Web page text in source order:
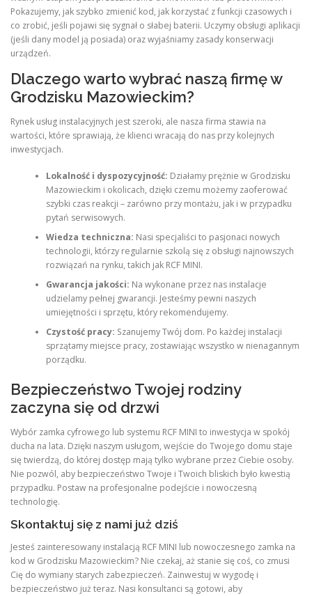
Pokazujemy, jak szybko zmienić kod, jak korzystać z funkcji czasowych i
co zrobić, jeśli pojawi się sygnał o słabej baterii. Uczymy obsługi aplikacji
(jeśli dany model ją posiada) oraz wyjaśniamy zasady konserwacji
urządzeń.
Dlaczego warto wybrać naszą firmę w
Grodzisku Mazowieckim?
Rynek usług instalacyjnych jest szeroki, ale nasza firma stawia na
wartości, które sprawiają, że klienci wracają do nas przy kolejnych
inwestycjach.
Lokalność i dyspozycyjność: Działamy prężnie w Grodzisku
Mazowieckim i okolicach, dzięki czemu możemy zaoferować
szybki czas reakcji – zarówno przy montażu, jak i w przypadku
pytań serwisowych.
Wiedza techniczna: Nasi specjaliści to pasjonaci nowych
technologii, którzy regularnie szkolą się z obsługi najnowszych
rozwiązań na rynku, takich jak RCF MINI.
Gwarancja jakości: Na wykonane przez nas instalacje
udzielamy pełnej gwarancji. Jesteśmy pewni naszych
umiejętności i sprzętu, który rekomendujemy.
Czystość pracy: Szanujemy Twój dom. Po każdej instalacji
sprzątamy miejsce pracy, zostawiając wszystko w nienagannym
porządku.
Bezpieczeństwo Twojej rodziny
zaczyna się od drzwi
Wybór zamka cyfrowego lub systemu RCF MINI to inwestycja w spokój
ducha na lata. Dzięki naszym usługom, wejście do Twojego domu staje
się twierdzą, do której dostęp mają tylko wybrane przez Ciebie osoby.
Nie pozwól, aby bezpieczeństwo Twoje i Twoich bliskich było kwestią
przypadku. Postaw na profesjonalne podejście i nowoczesną
technologię.
Skontaktuj się z nami już dziś
Jesteś zainteresowany instalacją RCF MINI lub nowoczesnego zamka na
kod w Grodzisku Mazowieckim? Nie czekaj, aż stanie się coś, co zmusi
Cię do wymiany starych zabezpieczeń. Zainwestuj w wygodę i
bezpieczeństwo już teraz. Nasi konsultanci są gotowi, aby